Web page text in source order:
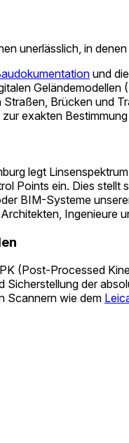
unerlässlich, in
und
Brücken und
exakten
legt
Points ein. Dies
BIM-Systeme
Ingenieure
(Post-Processed
der
Scannern wie dem